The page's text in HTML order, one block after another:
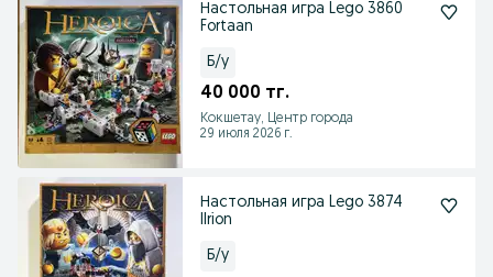
Настольная игра Lego 3860
Fortaan
Б/у
40 000 тг.
Кокшетау, Центр города
29 июля 2026 г.
Настольная игра Lego 3874
Ilrion
Б/у